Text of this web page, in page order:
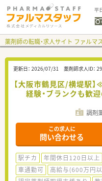
平
薬剤師の転職・求人サイト ファルマ
更新日： 2026/07/31 薬剤師求人ID：
【大阪市鶴見区/横堤駅
経験・ブランクも歓
調剤
この求人に
問い合わせる
駅チカ 年間休日120日以上
車通勤可
高給与(600万円